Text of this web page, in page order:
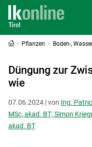
Pflanzen Boden-,
Düngung zur
wie
07.06.2024 | von Ing.
MSc, akad. BT; Simon
akad. BT